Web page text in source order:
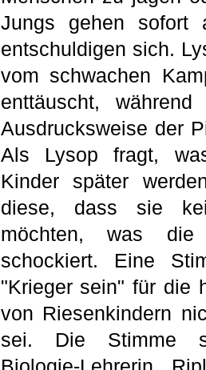
Jungs gehen sofort
entschuldigen sich.
vom schwachen
enttäuscht,
Ausdrucksweise der
Als Lysop fragt,
Kinder später
diese, dass sie
möchten, was die
schockiert. Eine
"Krieger sein" für die
von Riesenkindern
sei. Die Stimme